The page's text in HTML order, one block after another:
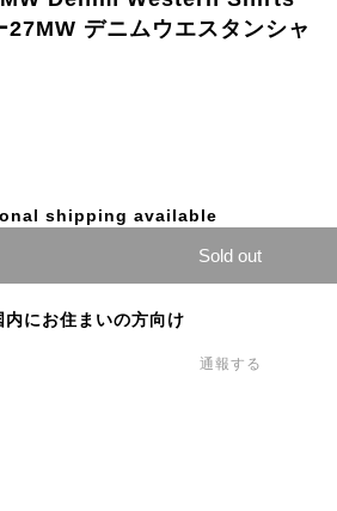
デニムウエスタンシャ
shipping available
Sold out
内にお住まいの方向け
通報する